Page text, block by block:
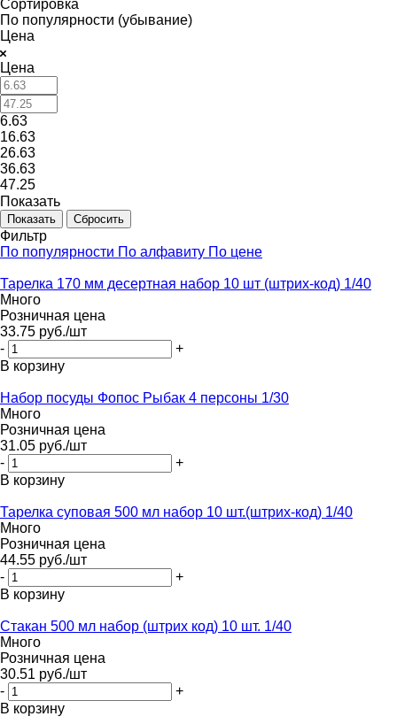
Сортировка
По популярности (убывание)
Цена
Цена
6.63
16.63
26.63
36.63
47.25
Показать
Сбросить
Фильтр
По популярности По алфавиту По цене
Тарелка 170 мм десертная набор 10 шт (штрих-код) 1/40
Много
Розничная цена
33.75 руб./шт
-
+
В корзину
Набор посуды Фопос Рыбак 4 персоны 1/30
Много
Розничная цена
31.05 руб./шт
-
+
В корзину
Тарелка суповая 500 мл набор 10 шт.(штрих-код) 1/40
Много
Розничная цена
44.55 руб./шт
-
+
В корзину
Стакан 500 мл набор (штрих код) 10 шт. 1/40
Много
Розничная цена
30.51 руб./шт
-
+
В корзину